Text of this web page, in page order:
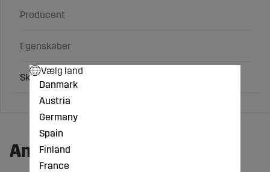
Producent
Egenskaber
Skrue M10x1x30, 12.9
Andre købte også:
Vælg land
Danmark
Austria
Germany
Spain
Finland
France